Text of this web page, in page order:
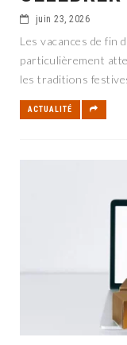
juin 23, 2026
Les vacances de fin
particulièrement
les traditions
ACTUALITÉ